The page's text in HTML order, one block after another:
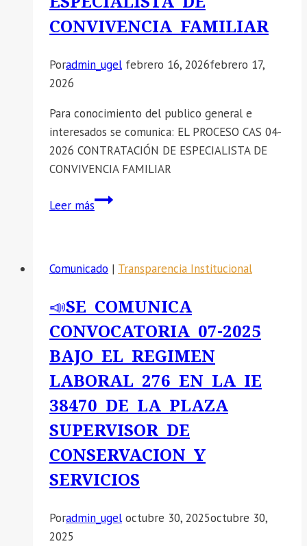
Solve
for
(SFT).
CONVIVENCIA FAMILIAR
Poradmin_ugel febrero 16, 2026febrero 17,
2026
Para conocimiento del publico general e
interesados se comunica: EL PROCESO CAS 04-
2026 CONTRATACIÓN DE ESPECIALISTA DE
CONVIVENCIA FAMILIAR
Leer más📣
PROCESO
04-
2026
CONTRATACIÓN
DE
ESPECIALISTA
DE
CONVIVENCIA
FAMILIAR
Comunicado | Transparencia Institucional
📣SE COMUNICA
CONVOCATORIA 07-2025
BAJO EL REGIMEN
LABORAL 276 EN LA IE
38470 DE LA PLAZA
SUPERVISOR DE
CONSERVACION Y
SERVICIOS
Poradmin_ugel octubre 30, 2025octubre 30,
2025